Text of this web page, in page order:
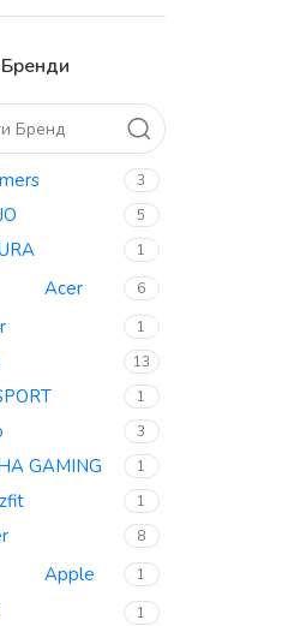
3
5
1
Acer 6
1
13
1
3
GAMING 1
1
8
Apple 1
1